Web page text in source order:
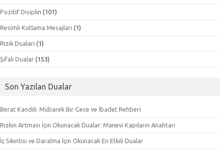
Pozitif Disiplin (101)
Resimli Kutlama Mesajları (1)
Rızık Duaları (1)
Şifalı Dualar (153)
Son Yazılan Dualar
Berat Kandili: Mübarek Bir Gece ve İbadet Rehberi
Rızkın Artması İçin Okunacak Dualar: Manevi Kapıların Anahtarı
İç Sıkıntısı ve Daralma İçin Okunacak En Etkili Dualar